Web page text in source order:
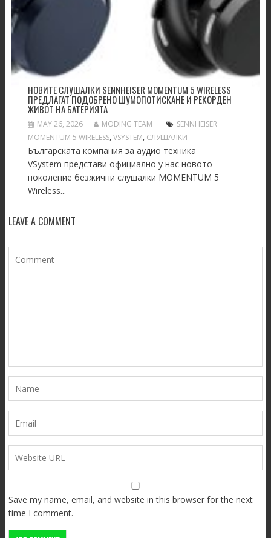
НОВИТЕ СЛУШАЛКИ SENNHEISER MOMENTUM 5 WIRELESS
ПРЕДЛАГАТ ПОДОБРЕНО ШУМОПОТИСКАНЕ И РЕКОРДЕН
ЖИВОТ НА БАТЕРИЯТА
MAY 26, 2026 MODING TEAM
SENNHEISER
MOMENTUM 5 WIRELESS, VSYSTEM, СЛУШАЛКИ
Българската компания за аудио техника
VSystem представи официално у нас новото
поколение безжични слушалки MOMENTUM 5
Wireless...
LEAVE A COMMENT
Save my name, email, and website in this browser for the next
time I comment.